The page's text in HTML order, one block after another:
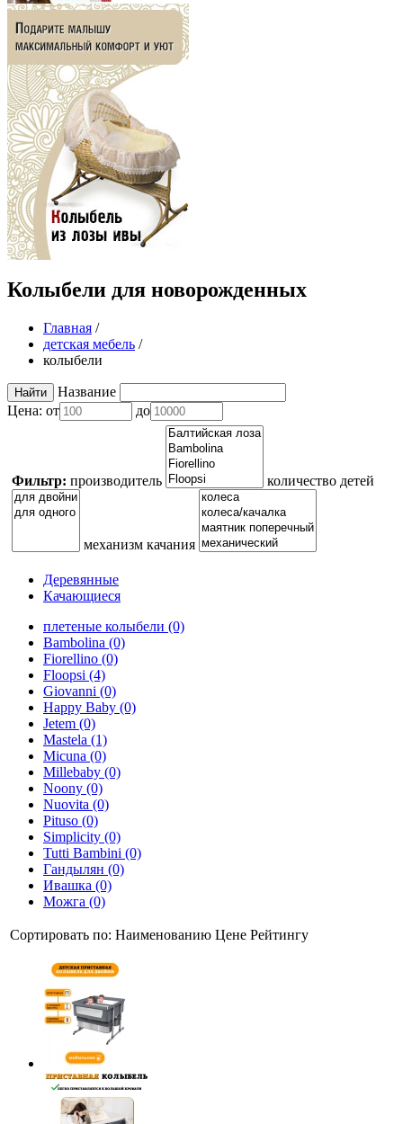
Колыбели для новорожденных
Главная /
детская мебель /
колыбели
Название
Цена: от до
Фильтр: производитель количество детей
механизм качания
Деревянные
Качающиеся
плетеные колыбели (0)
Bambolina (0)
Fiorellino (0)
Floopsi (4)
Giovanni (0)
Happy Baby (0)
Jetem (0)
Mastela (1)
Micuna (0)
Millebaby (0)
Noony (0)
Nuovita (0)
Pituso (0)
Simplicity (0)
Tutti Bambini (0)
Гандылян (0)
Ивашка (0)
Можга (0)
Сортировать по: Наименованию Цене Рейтингу